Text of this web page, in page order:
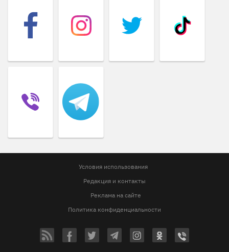
Условия использования
Редакция и контакты
Реклама на сайте
Политика конфиденциальности